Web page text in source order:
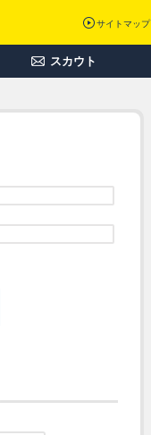
サイトマップ
スカウト